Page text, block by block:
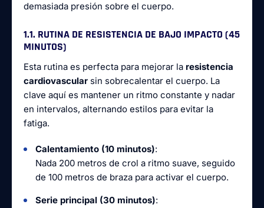
demasiada presión sobre el cuerpo.
1.1. RUTINA DE RESISTENCIA DE BAJO IMPACTO (45
MINUTOS)
Esta rutina es perfecta para mejorar la resistencia
cardiovascular sin sobrecalentar el cuerpo. La
clave aquí es mantener un ritmo constante y nadar
en intervalos, alternando estilos para evitar la
fatiga.
Calentamiento (10 minutos):
Nada 200 metros de crol a ritmo suave, seguido
de 100 metros de braza para activar el cuerpo.
Serie principal (30 minutos):